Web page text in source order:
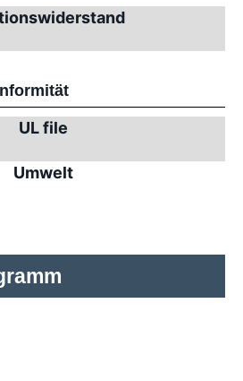
UL file
Umwelt